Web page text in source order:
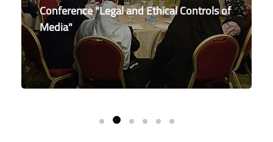
Conference "Legal and Ethical Controls of
Media"